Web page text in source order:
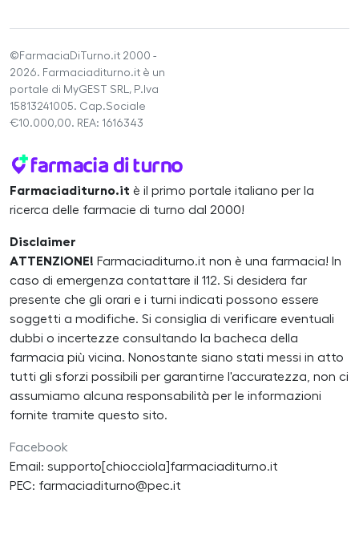
©FarmaciaDiTurno.it 2000 -
2026. Farmaciaditurno.it è un
portale di MyGEST SRL, P.Iva
15813241005. Cap.Sociale
€10.000,00. REA: 1616343
Farmaciaditurno.it è il primo portale italiano per la
ricerca delle farmacie di turno dal 2000!
Disclaimer
ATTENZIONE! Farmaciaditurno.it non è una farmacia! In
caso di emergenza contattare il 112. Si desidera far
presente che gli orari e i turni indicati possono essere
soggetti a modifiche. Si consiglia di verificare eventuali
dubbi o incertezze consultando la bacheca della
farmacia più vicina. Nonostante siano stati messi in atto
tutti gli sforzi possibili per garantirne l'accuratezza, non ci
assumiamo alcuna responsabilità per le informazioni
fornite tramite questo sito.
Facebook
Email: supporto[chiocciola]farmaciaditurno.it
PEC: farmaciaditurno@pec.it